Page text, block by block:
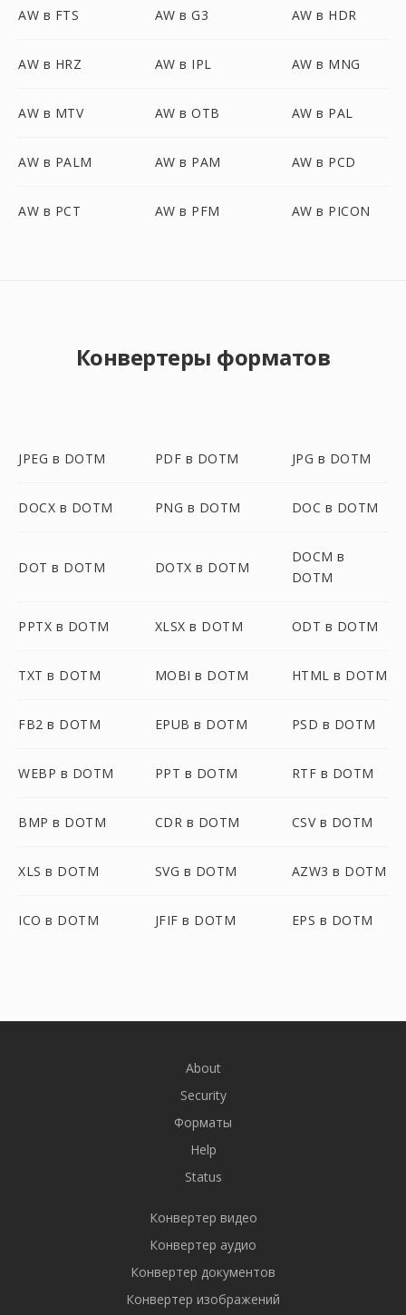
AW в FTS AW в G3 AW в HDR
AW в HRZ AW в IPL AW в MNG
AW в MTV AW в OTB AW в PAL
AW в PALM AW в PAM AW в PCD
AW в PCT AW в PFM AW в PICON
Конвертеры форматов
JPEG в DOTM PDF в DOTM JPG в DOTM
DOCX в DOTM PNG в DOTM DOC в DOTM
DOT в DOTM DOTX в DOTM
DOCM в
DOTM
PPTX в DOTM XLSX в DOTM ODT в DOTM
TXT в DOTM MOBI в DOTM HTML в DOTM
FB2 в DOTM EPUB в DOTM PSD в DOTM
WEBP в DOTM PPT в DOTM RTF в DOTM
BMP в DOTM CDR в DOTM CSV в DOTM
XLS в DOTM SVG в DOTM AZW3 в DOTM
ICO в DOTM JFIF в DOTM EPS в DOTM
About
Security
Форматы
Help
Status
Конвертер видео
Конвертер аудио
Конвертер документов
Конвертер изображений